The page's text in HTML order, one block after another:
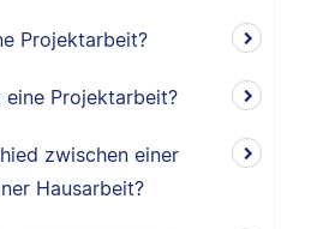
Projektarbeit?
eine Projektarbeit?
zwischen einer
Hausarbeit?